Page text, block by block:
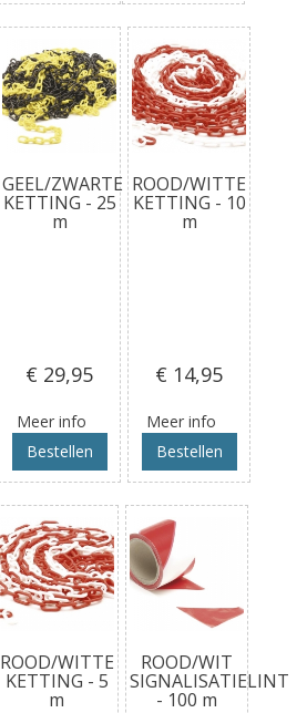
GEEL/ZWARTE
KETTING - 25
m
€ 29,95
Meer info
Bestellen
ROOD/WITTE
KETTING - 10
m
€ 14,95
Meer info
Bestellen
ROOD/WITTE
KETTING - 5
m
ROOD/WIT
SIGNALISATIELINT
- 100 m